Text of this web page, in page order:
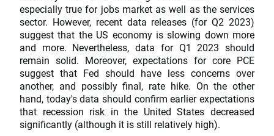
especially true for jobs market as well as the services
sector. However, recent data releases (for Q2 2023)
suggest that the US economy is slowing down more
and more. Nevertheless, data for Q1 2023 should
remain solid. Moreover, expectations for core PCE
suggest that Fed should have less concerns over
another, and possibly final, rate hike. On the other
hand, today's data should confirm earlier expectations
that recession risk in the United States decreased
significantly (although it is still relatively high).